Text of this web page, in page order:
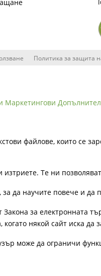
Политика за защита
Маркетингови
файлове, които се
изтриете. Те ни
за да научите повече и
за електронната
някой сайт иска
може да ограничи